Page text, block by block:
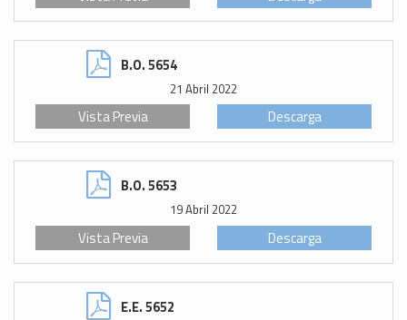
B.O. 5654
21 Abril 2022
Descarga
Vista Previa
B.O. 5653
19 Abril 2022
Descarga
Vista Previa
E.E. 5652